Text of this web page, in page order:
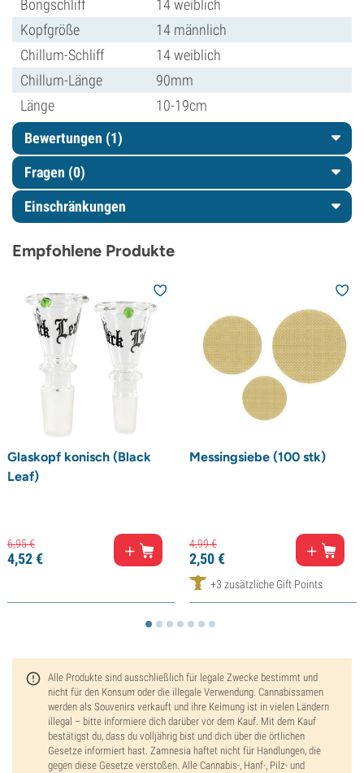
Bongschliff
14 weiblich
Kopfgröße
14 männlich
Chillum-Schliff
14 weiblich
Chillum-Länge
90mm
Länge
10-19cm
Bewertungen (1)
Fragen (0)
Einschränkungen
Empfohlene Produkte
Glaskopf konisch (Black
Leaf)
6,95€
4,52€
Messingsiebe (100 stk)
4,99€
2,50€
+3 zusätzliche Gift Points
Alle Produkte sind ausschließlich für legale Zwecke bestimmt und
nicht für den Konsum oder die illegale Verwendung. Cannabissamen
werden als Souvenirs verkauft und ihre Keimung ist in vielen Ländern
illegal – bitte informiere dich darüber vor dem Kauf. Mit dem Kauf
bestätigst du, dass du volljährig bist und dich über die örtlichen
Gesetze informiert hast. Zamnesia haftet nicht für Handlungen, die
gegen diese Gesetze verstoßen. Alle Cannabis-, Hanf-, Pilz- und